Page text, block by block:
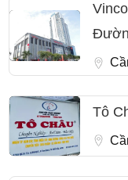
Tô